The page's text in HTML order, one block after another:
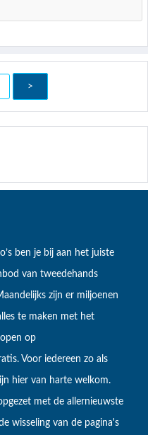
>
ben je bij aan het juiste
van tweedehands
zijn er miljoenen
te maken met het
op
Voor iedereen zo als
hier van harte welkom.
met de allernieuwste
wisseling van de pagina's